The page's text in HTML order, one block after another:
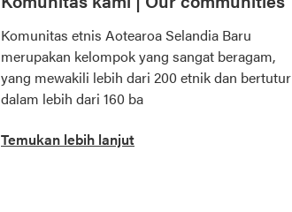
Komunitas etnis Aotearoa Selandia Baru
merupakan kelompok yang sangat beragam,
yang mewakili lebih dari 200 etnik dan bertutur
dalam lebih dari 160 ba
Temukan lebih lanjut